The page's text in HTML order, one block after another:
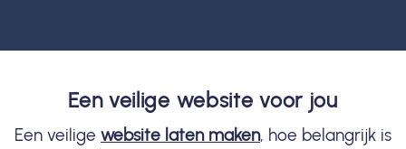
Een veilige website voor jou
Een veilige website laten maken, hoe belangrijk is